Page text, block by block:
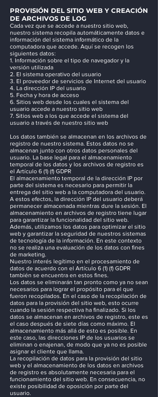
PROVISIÓN DEL SITIO WEB Y CREACIÓN
DE ARCHIVOS DE LOG
Cada vez que se accede a nuestro sitio web,
nuestro sistema recopila automáticamente datos e
información del sistema informático de la
computadora que accede. Aquí se recogen los
siguientes datos:
1. Información sobre el tipo de navegador y la
versión utilizada
2. El sistema operativo del usuario
3. El proveedor de servicios de Internet del usuario
4. La dirección IP del usuario
5. Fecha y hora de acceso
6. Sitios web desde los cuales el sistema del
usuario accede a nuestro sitio web
7. Sitios web a los que accede el sistema del
usuario a través de nuestro sitio web
Los datos también se almacenan en los archivos de
registro de nuestro sistema. Estos datos no se
almacenan junto con otros datos personales del
usuario. La base legal para el almacenamiento
temporal de los datos y los archivos de registro es
el Artículo 6 (1) (f) GDPR
El almacenamiento temporal de la dirección IP por
parte del sistema es necesario para permitir la
entrega del sitio web a la computadora del usuario.
A estos efectos, la dirección IP del usuario deberá
permanecer almacenada mientras dure la sesión. El
almacenamiento en archivos de registro tiene lugar
para garantizar la funcionalidad del sitio web.
Además, utilizamos los datos para optimizar el sitio
web y garantizar la seguridad de nuestros sistemas
de tecnología de la información. En este contexto
no se realiza una evaluación de los datos con fines
de marketing.
Nuestro interés legítimo en el procesamiento de
datos de acuerdo con el Artículo 6 (1) (f) GDPR
también se encuentra en estos fines.
Los datos se eliminarán tan pronto como ya no sean
necesarios para lograr el propósito para el que
fueron recopilados. En el caso de la recopilación de
datos para la provisión del sitio web, esto ocurre
cuando la sesión respectiva ha finalizado. Si los
datos se almacenan en archivos de registro, este es
el caso después de siete días como máximo. El
almacenamiento más allá de esto es posible. En
este caso, las direcciones IP de los usuarios se
eliminan o enajenan, de modo que ya no es posible
asignar el cliente que llama.
La recopilación de datos para la provisión del sitio
web y el almacenamiento de los datos en archivos
de registro es absolutamente necesaria para el
funcionamiento del sitio web. En consecuencia, no
existe posibilidad de oposición por parte del
usuario.